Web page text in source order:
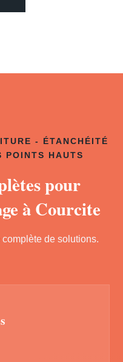
- ÉTANCHÉITÉ
POINTS HAUTS
pour
à Courcite
de solutions.